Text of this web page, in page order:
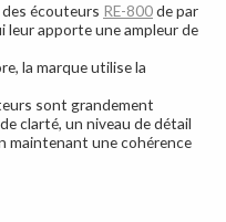
écouteurs RE-800de par
leur apporte une ampleur de
la marque utilise la
sont grandement
clarté, un niveau de détail
maintenant une cohérence